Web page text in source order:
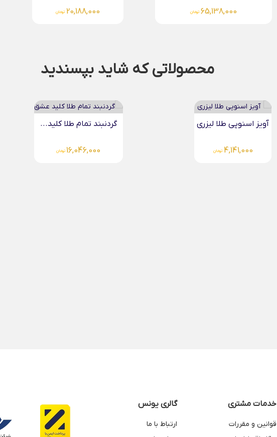
65,138,000 تومان 20,188,000 تومان
محصولاتی که شاید بپسندید
گردنبند تمام طلا کلید...
16,046,000 تومان
دستبند میوکی قلب اوریگامی...
4,721,000 تومان
خدمات مشتری
قوانین و مقررات
گالری یونس
ارتباط با ما